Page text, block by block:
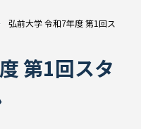
弘前大学 令和7年度 第1回ス
第1回スタ